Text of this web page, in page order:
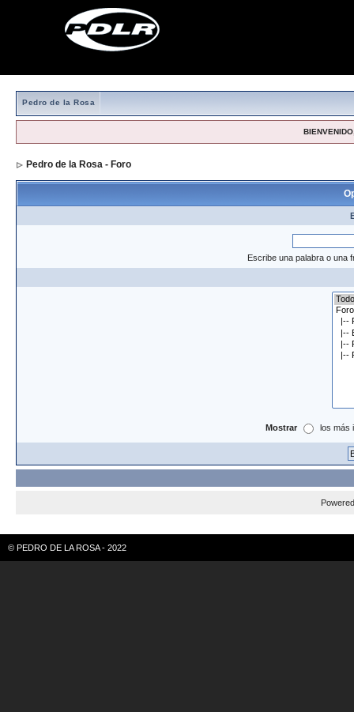
Pedro de la Rosa
Pedro de la Rosa - Foro
Escribe una palabra o una
Mostrar los más
© PEDRO DE LA ROSA - 2022